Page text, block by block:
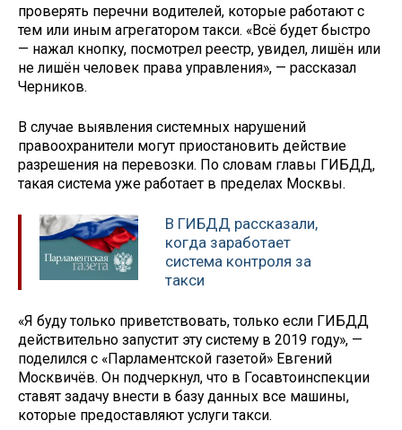
проверять перечни водителей, которые работают с
тем или иным агрегатором такси. «Всё будет быстро
— нажал кнопку, посмотрел реестр, увидел, лишён или
не лишён человек права управления», — рассказал
Черников.
В случае выявления системных нарушений
правоохранители могут приостановить действие
разрешения на перевозки. По словам главы ГИБДД,
такая система уже работает в пределах Москвы.
В ГИБДД рассказали,
когда заработает
система контроля за
такси
«Я буду только приветствовать, только если ГИБДД
действительно запустит эту систему в 2019 году», —
поделился с «Парламентской газетой» Евгений
Москвичёв. Он подчеркнул, что в Госавтоинспекции
ставят задачу внести в базу данных все машины,
которые предоставляют услуги такси.